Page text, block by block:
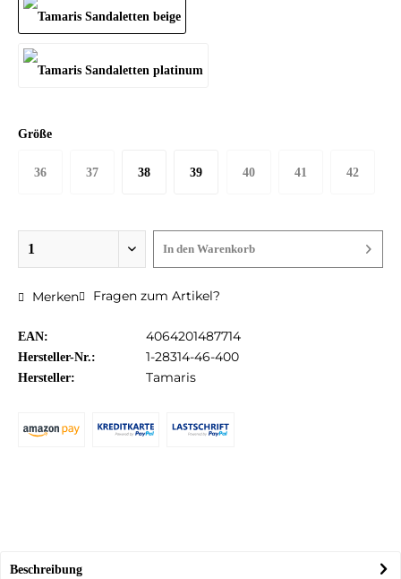
Größe
36 37 38 39 40 41 42
In den Warenkorb
Merken Fragen zum Artikel?
EAN: 4064201487714
Hersteller-Nr.: 1-28314-46-400
Hersteller: Tamaris
Beschreibung